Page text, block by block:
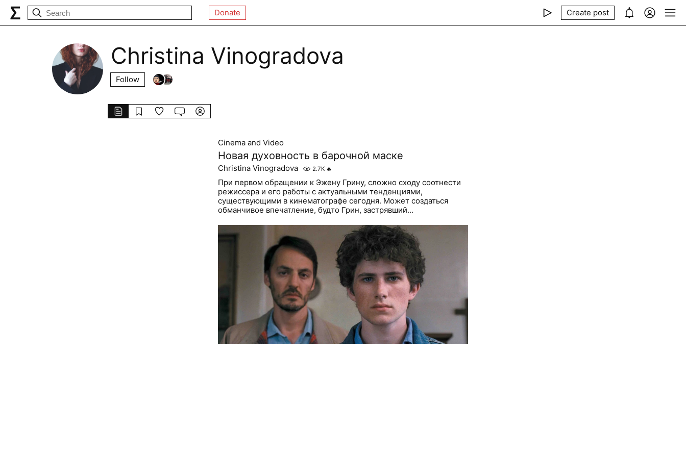
Donate Create post
Christina Vinogradova
Follow
Cinema and Video
Новая духовность в барочной маске
Christina Vinogradova 2.7K 🔥
При первом обращении к Эжену Грину, сложно сходу соотнести
режиссера и его работы с актуальными тенденциями,
существующими в кинематографе сегодня. Может создаться
обманчивое впечатление, будто Грин, застрявший...